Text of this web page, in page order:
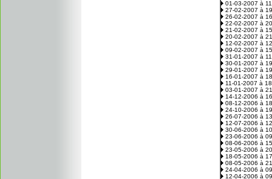
01-03-2007 à
27-02-2007 à
26-02-2007 à
22-02-2007 à
21-02-2007 à
20-02-2007 à
12-02-2007 à
09-02-2007 à
31-01-2007 à
30-01-2007 à
29-01-2007 à
16-01-2007 à
11-01-2007 à
03-01-2007 à
14-12-2006 à
08-12-2006 à
24-10-2006 à
26-07-2006 à
12-07-2006 à
30-06-2006 à
23-06-2006 à
08-06-2006 à
23-05-2006 à
18-05-2006 à
08-05-2006 à
24-04-2006 à
12-04-2006 à